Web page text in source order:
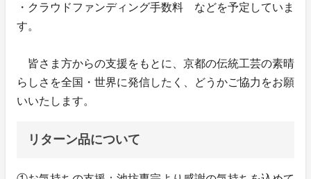
・クラウドファンディング手数料 などを予定していま
す。
皆さま方からの支援をもとに、京都の伝統工芸の素晴
らしさを全国・世界に発信したく、どうかご協力をお願
いいたします。
リターン品について